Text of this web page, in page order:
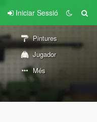
Iniciar Sessió
Pintures
Jugador
Més